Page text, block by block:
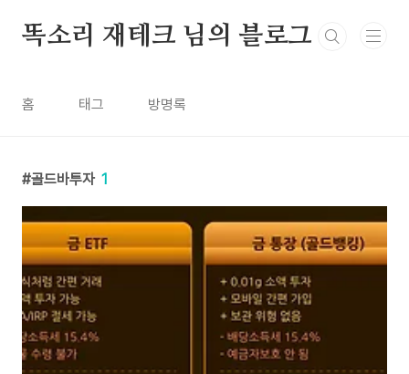
똑소리 재테크 님의 블로그
홈 태그 방명록
골드바투자 1